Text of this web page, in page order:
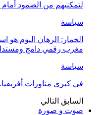
لتمكنيهم من الصمود
سياسة
الخمار: الرهان اليوم
مغرب رقمي دامج
سياسة
في كبرى مناورات
السابق التالي
صوت و صورة